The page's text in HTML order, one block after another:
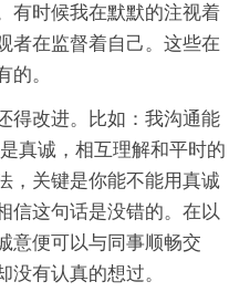
有时候我在默默的注视着
者在监督着自己。这些在
的。
得改进。比如：我沟通能
真诚，相互理解和平时的
，关键是你能不能用真诚
信这句话是没错的。在以
意便可以与同事顺畅交
没有认真的想过。